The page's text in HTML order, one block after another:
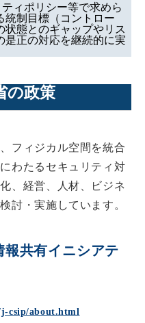
ィポリシー等で求めら
統制目標（コントロー
状態とのギャップやリス
是正の対応を継続的に実
の政策
フィジカル空間を統合
わたるセキュリティ対
、経営、人材、ビジネ
討・実施しています。
共有イニシアテ
csip/about.html